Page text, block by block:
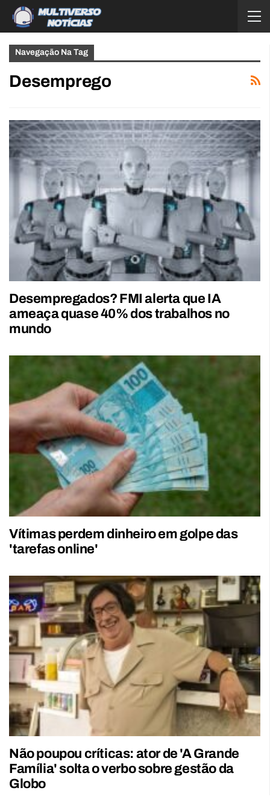
Navegação Na Tag
Desemprego
Desempregados? FMI alerta que IA
ameaça quase 40% dos trabalhos no
mundo
Vítimas perdem dinheiro em golpe das
'tarefas online'
Não poupou críticas: ator de 'A Grande
Família' solta o verbo sobre gestão da
Globo